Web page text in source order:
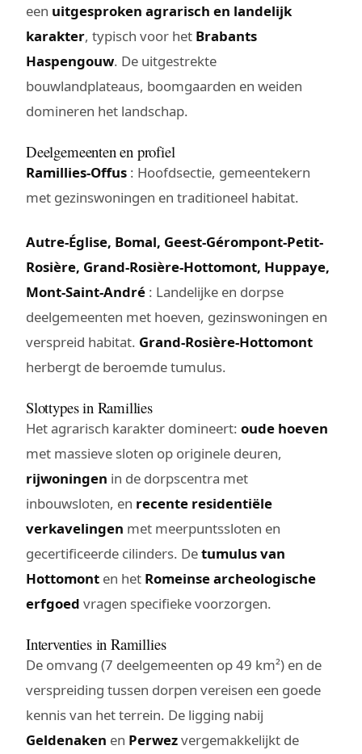
een uitgesproken agrarisch en landelijk
karakter, typisch voor het Brabants
Haspengouw. De uitgestrekte
bouwlandplateaus, boomgaarden en weiden
domineren het landschap.
Deelgemeenten en profiel
Ramillies-Offus : Hoofdsectie, gemeentekern
met gezinswoningen en traditioneel habitat.
Autre-Église, Bomal, Geest-Gérompont-Petit-
Rosière, Grand-Rosière-Hottomont, Huppaye,
Mont-Saint-André : Landelijke en dorpse
deelgemeenten met hoeven, gezinswoningen en
verspreid habitat. Grand-Rosière-Hottomont
herbergt de beroemde tumulus.
Slottypes in Ramillies
Het agrarisch karakter domineert: oude hoeven
met massieve sloten op originele deuren,
rijwoningen in de dorpscentra met
inbouwsloten, en recente residentiële
verkavelingen met meerpuntssloten en
gecertificeerde cilinders. Detumulus van
Hottomont en het Romeinse archeologische
erfgoed vragen specifieke voorzorgen.
Interventies in Ramillies
De omvang (7 deelgemeenten op 49 km²) en de
verspreiding tussen dorpen vereisen een goede
kennis van het terrein. De ligging nabij
Geldenaken en Perwezvergemakkelijkt de